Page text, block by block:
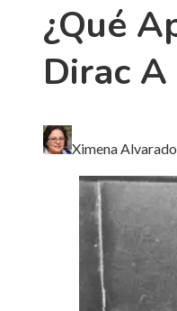
¿Qué
Dirac A
Ximena Alvarado